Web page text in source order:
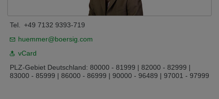
Tel.
+49 7132 9393-719
huemmer@boersig.com
vCard
PLZ-Gebiet Deutschland: 80000 - 81999 | 82000 - 82999 |
83000 - 85999 | 86000 - 86999 | 90000 - 96489 | 97001 - 97999